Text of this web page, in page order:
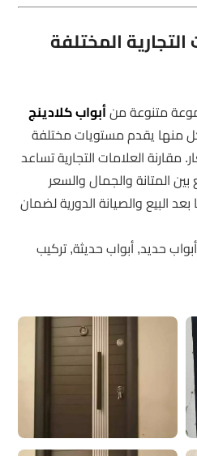
المختلفة
متنوعة منأبواب كلادينج
منها يقدم مستويات مختلفة
مقارنة العلامات التجارية تساعد
المتانة والجمال والسعر
البيع والصيانة الدورية لضمان
حديد, أبواب حديثة, تركيب